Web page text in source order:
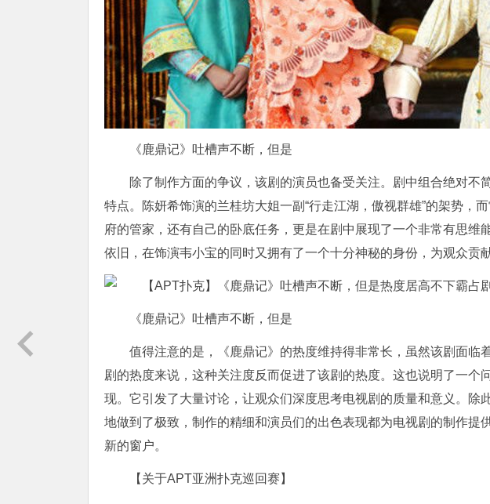
《鹿鼎记》吐槽声不断，但是
除了制作方面的争议，该剧的演员也备受关注。剧中组合绝对不
特点。陈妍希饰演的兰桂坊大姐一副“行走江湖，傲视群雄”的架势，
府的管家，还有自己的卧底任务，更是在剧中展现了一个非常有思维
依旧，在饰演韦小宝的同时又拥有了一个十分神秘的身份，为观众贡
《鹿鼎记》吐槽声不断，但是
值得注意的是，《鹿鼎记》的热度维持得非常长，虽然该剧面临
剧的热度来说，这种关注度反而促进了该剧的热度。这也说明了一个
现。它引发了大量讨论，让观众们深度思考电视剧的质量和意义。除
地做到了极致，制作的精细和演员们的出色表现都为电视剧的制作提
新的窗户。
【关于APT亚洲扑克巡回赛】